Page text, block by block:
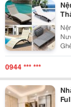
0944 *** ***